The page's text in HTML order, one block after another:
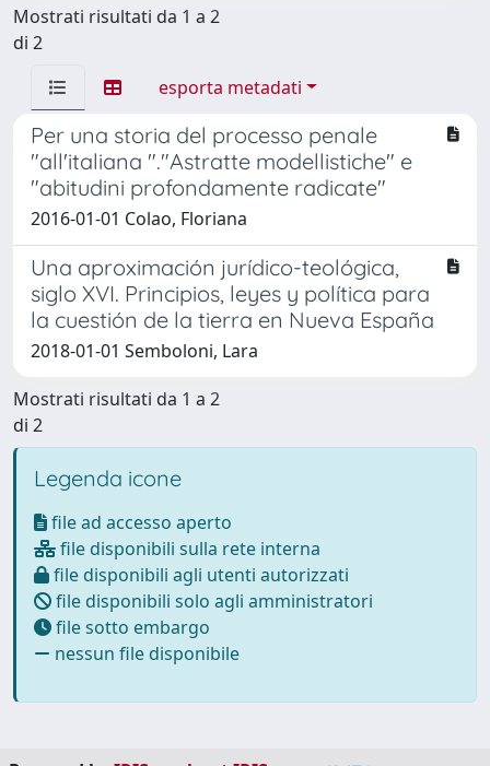
Mostrati risultati da 1 a 2
di 2
esporta metadati
Per una storia del processo penale
"all'italiana "."Astratte modellistiche" e
"abitudini profondamente radicate"
2016-01-01 Colao, Floriana
Una aproximación jurídico-teológica,
siglo XVI. Principios, leyes y política para
la cuestión de la tierra en Nueva España
2018-01-01 Semboloni, Lara
Mostrati risultati da 1 a 2
di 2
Legenda icone
file ad accesso aperto
file disponibili sulla rete interna
file disponibili agli utenti autorizzati
file disponibili solo agli amministratori
file sotto embargo
nessun file disponibile